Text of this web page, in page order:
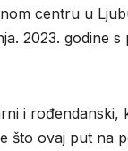
centru u
2023. godine
i rođendanski,
što ovaj put na